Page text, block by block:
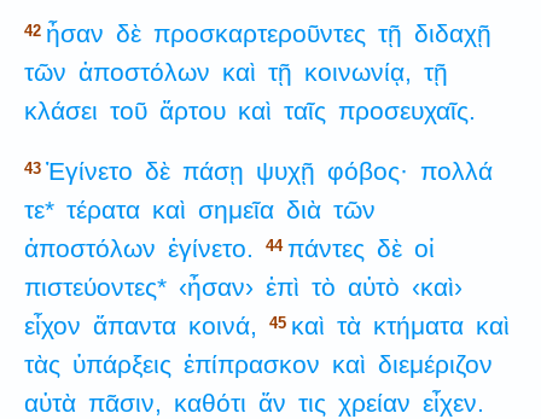
42 ἦσαν δὲ προσκαρτεροῦντες τῇ διδαχῇ
τῶν ἀποστόλων καὶ τῇ κοινωνίᾳ, τῇ
κλάσει τοῦ ἄρτου καὶ ταῖς προσευχαῖς.
43 Ἐγίνετο δὲ πάσῃ ψυχῇ φόβος· πολλά
τε* τέρατα καὶ σημεῖα διὰ τῶν
ἀποστόλων ἐγίνετο. 44 πάντες δὲ οἱ
πιστεύοντες* ‹ἦσαν› ἐπὶ τὸ αὐτὸ ‹καὶ›
εἶχον ἅπαντα κοινά, 45 καὶ τὰ κτήματα καὶ
τὰς ὑπάρξεις ἐπίπρασκον καὶ διεμέριζον
αὐτὰ πᾶσιν, καθότι ἄν τις χρείαν εἶχεν.